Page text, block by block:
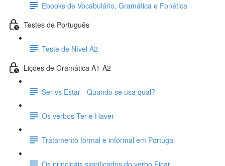
Ebooks de Vocabulário, Gramática e Fonética
Testes de Português
Teste de Nível A2
Lições de Gramática A1-A2
Ser vs Estar - Quando se usa qual?
Os verbos Ter e Haver
Tratamento formal e informal em Portugal
Os principais significados do verbo Ficar